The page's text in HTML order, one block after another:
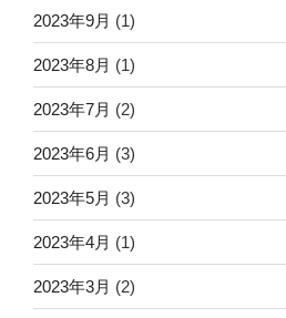
2023年9月 (1)
2023年8月 (1)
2023年7月 (2)
2023年6月 (3)
2023年5月 (3)
2023年4月 (1)
2023年3月 (2)